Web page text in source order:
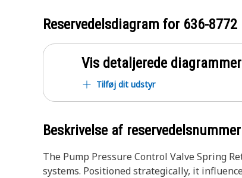
Reservedelsdiagram for 636-8772
Vis detaljerede
Tilføj dit udstyr
Beskrivelse af reservedelsnummer
The Pump Pressure Control Valve Spring
systems. Positioned strategically, it